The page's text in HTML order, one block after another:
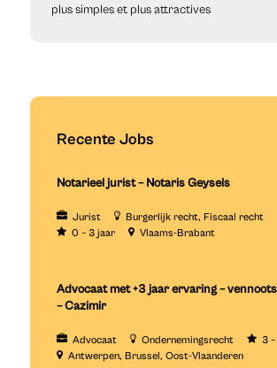
plus simples et plus attractives
Recente Jobs
Notarieel jurist – Notaris Geysels
Jurist Burgerlijk recht Fiscaal recht
0 – 3 jaar
Vlaams-Brabant
Advocaat met +3 jaar ervaring –
– Cazimir
Advocaat Ondernemingsrecht
3
Antwerpen Brussel Oost-Vlaanderen